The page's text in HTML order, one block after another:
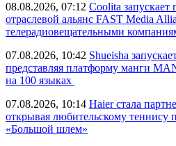
08.08.2026, 07:12 Coolita
отраслевой альянс FAST Media
телерадиовещательными
07.08.2026, 10:42 Shueisha
представляя платформу манги
на 100 языках
07.08.2026, 10:14 Haier стала
открывая любительскому теннису
«Большой шлем»